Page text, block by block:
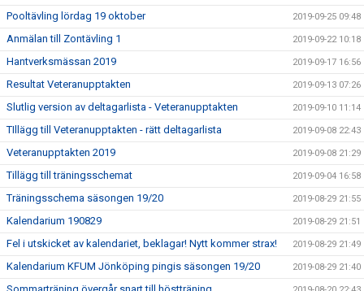
Pooltävling lördag 19 oktober 2019-09-25 09:48
Anmälan till Zontävling 1 2019-09-22 10:18
Hantverksmässan 2019 2019-09-17 16:56
Resultat Veteranupptakten 2019-09-13 07:26
Slutlig version av deltagarlista - Veteranupptakten 2019-09-10 11:14
TIllägg till Veteranupptakten - rätt deltagarlista 2019-09-08 22:43
Veteranupptakten 2019 2019-09-08 21:29
Tillägg till träningsschemat 2019-09-04 16:58
Träningsschema säsongen 19/20 2019-08-29 21:55
Kalendarium 190829 2019-08-29 21:51
Fel i utskicket av kalendariet, beklagar! Nytt kommer strax! 2019-08-29 21:49
Kalendarium KFUM Jönköping pingis säsongen 19/20 2019-08-29 21:40